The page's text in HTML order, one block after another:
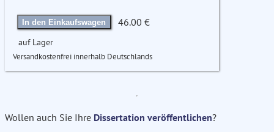
In den Einkaufswagen 46.00 €
auf Lager
Versandkostenfrei innerhalb Deutschlands
Wollen auch Sie Ihre Dissertation veröffentlichen?